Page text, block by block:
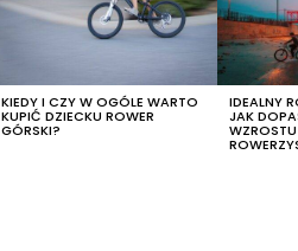
KIEDY I CZY W OGÓLE WARTO
KUPIĆ DZIECKU ROWER
GÓRSKI?
IDEALNY
JAK